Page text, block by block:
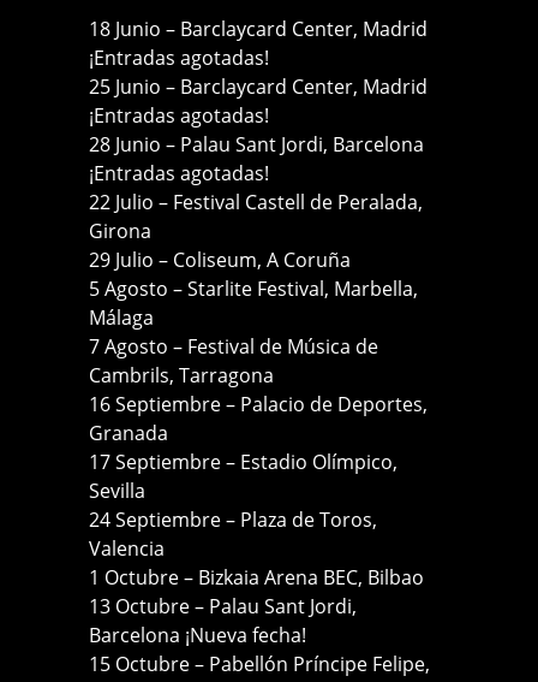
18 Junio – Barclaycard Center, Madrid
¡Entradas agotadas!
25 Junio – Barclaycard Center, Madrid
¡Entradas agotadas!
28 Junio – Palau Sant Jordi, Barcelona
¡Entradas agotadas!
22 Julio – Festival Castell de Peralada,
Girona
29 Julio – Coliseum, A Coruña
5 Agosto – Starlite Festival, Marbella,
Málaga
7 Agosto – Festival de Música de
Cambrils, Tarragona
16 Septiembre – Palacio de Deportes,
Granada
17 Septiembre – Estadio Olímpico,
Sevilla
24 Septiembre – Plaza de Toros,
Valencia
1 Octubre – Bizkaia Arena BEC, Bilbao
13 Octubre – Palau Sant Jordi,
Barcelona ¡Nueva fecha!
15 Octubre – Pabellón Príncipe Felipe,